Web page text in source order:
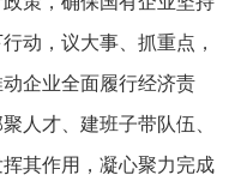
动，议大事、抓重点，
企业全面履行经济责
人才、建班子带队伍、
其作用，凝心聚力完成